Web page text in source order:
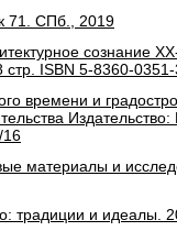
71. СПб., 2019
сознание
ISBN 5-8360-
времени и
16
материалы и
традиции и